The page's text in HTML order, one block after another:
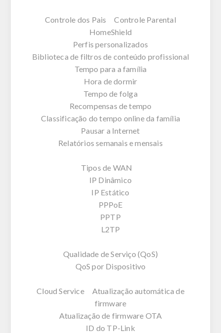
Controle dos Pais Controle Parental
HomeShield
Perfis personalizados
Biblioteca de filtros de conteúdo profissional
Tempo para a família
Hora de dormir
Tempo de folga
Recompensas de tempo
Classificação do tempo online da família
Pausar a Internet
Relatórios semanais e mensais
Tipos de WAN
IP Dinâmico
IP Estático
PPPoE
PPTP
L2TP
Qualidade de Serviço (QoS)
QoS por Dispositivo
Cloud Service Atualização automática de
firmware
Atualização de firmware OTA
ID do TP-Link